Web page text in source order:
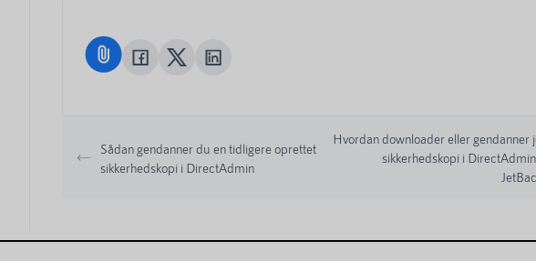
Sådan gendanner du en tidligere oprettet
sikkerhedskopi i DirectAdmin
Hvordan downloader eller gendanner
sikkerhedskopi i